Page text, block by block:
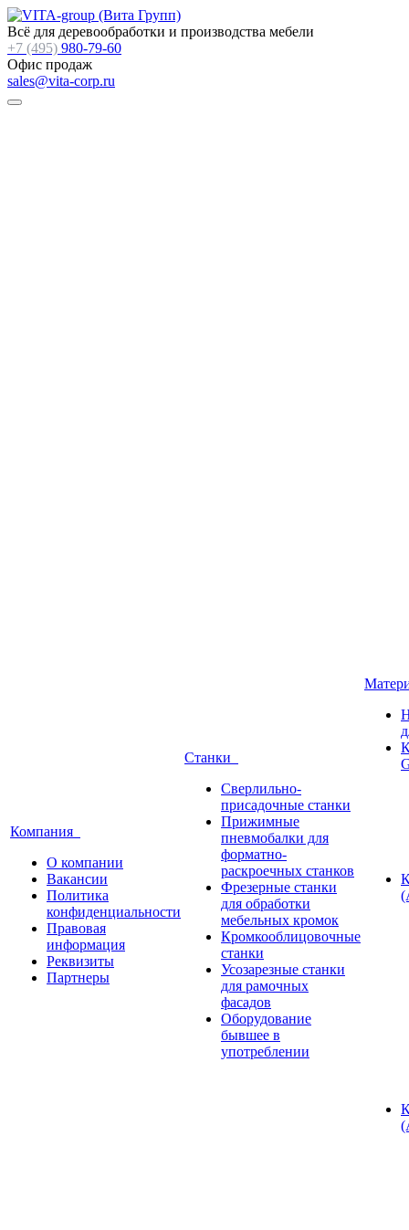
Всё для деревообработки и производства мебели
+7 (495) 980-79-60
Офис продаж
sales@vita-corp.ru
Компания
О компании
Вакансии
Политика
конфиденциальности
Правовая
информация
Реквизиты
Партнеры
Станки
Сверлильно-
присадочные станки
Прижимные
пневмобалки для
форматно-
раскроечных станков
Фрезерные станки
для обработки
мебельных кромок
Кромкооблицовочные
станки
Усозарезные станки
для рамочных
фасадов
Оборудование
бывшее в
употреблении